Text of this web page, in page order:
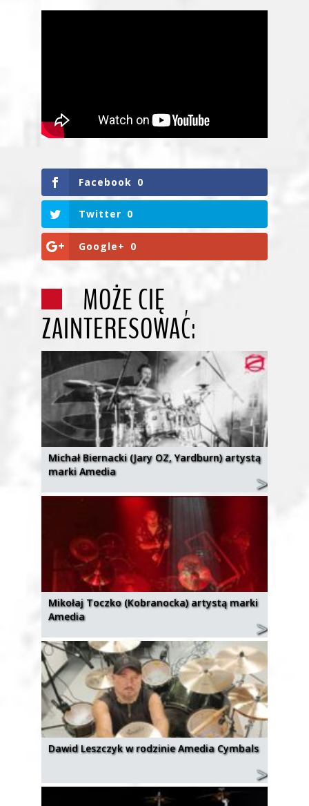
Facebook 0
Twitter 0
Google+ 0
MOŻE CIĘ
ZAINTERESOWAĆ:
Michał Biernacki (Jary OZ, Yardburn) artystą
marki Amedia
Mikołaj Toczko (Kobranocka) artystą marki
Amedia
Dawid Leszczyk w rodzinie Amedia Cymbals